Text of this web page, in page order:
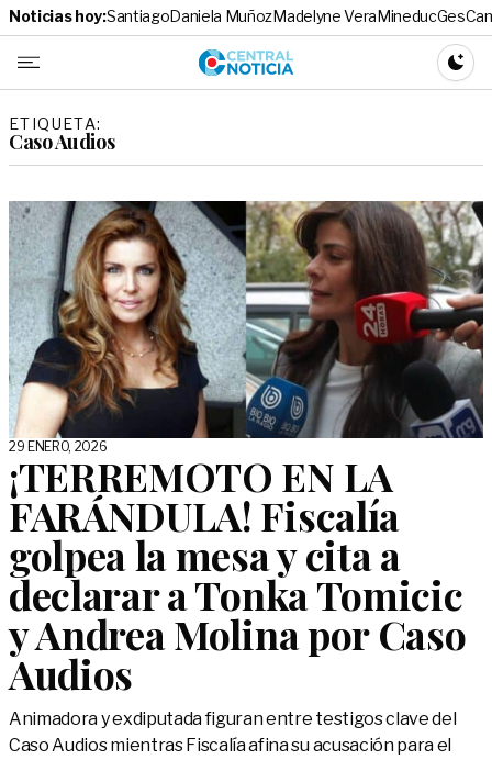
Noticias hoy:SantiagoDaniela MuñozMadelyne VeraMineducGes
Central
ETIQUETA:
Caso Audios
29 ENERO, 2026
¡TERREMOTO EN LA
FARÁNDULA! Fiscalía
golpea la mesa y cita a
declarar a Tonka Tomicic
y Andrea Molina por Caso
Audios
Animadora y exdiputada figuran entre testigos clave del
Caso Audios mientras Fiscalía afina su acusación para el